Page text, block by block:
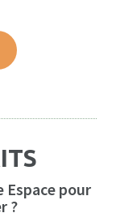
Espace pour
?